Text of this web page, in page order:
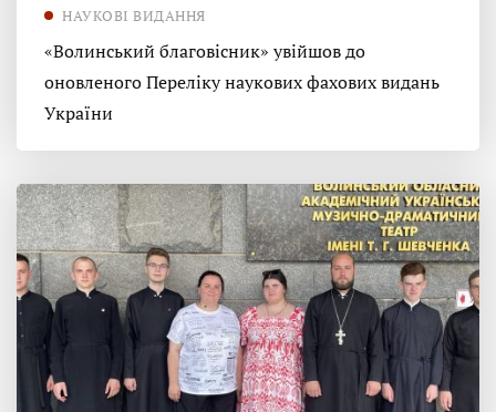
НАУКОВІ ВИДАННЯ
«Волинський благовісник» увійшов до
оновленого Переліку наукових фахових видань
України